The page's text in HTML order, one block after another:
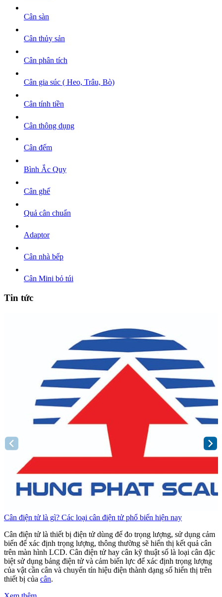
Cân sàn
Cân thủy sản
Cân phân tích
Cân gia súc ( Heo, Trâu, Bò)
Cân tính tiền
Cân thông dụng
Cân đếm
Bình Ắc Quy
Cân ghế
Quả cân chuẩn
Adaptor
Cân nhà bếp
Cân Mini bỏ túi
Tin tức
Cân điện tử là gì? Các loại cân điện tử phổ biến hiện nay
Cân điện tử là thiết bị điện tử dùng để đo trọng lượng, sử dụng cảm
biến để xác định trọng lượng, thông thường sẽ hiển thị kết quả cân
trên màn hình LCD. Cân điện tử hay cân kỹ thuật số là loại cân đặc
biệt sử dụng bảng điện tử và cảm biến lực để xác định trọng lượng
của vật cần cân và chuyển tín hiệu điện thành dạng số hiển thị trên
thiết bị của cân.